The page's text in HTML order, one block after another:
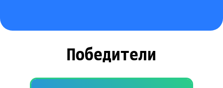
Победители